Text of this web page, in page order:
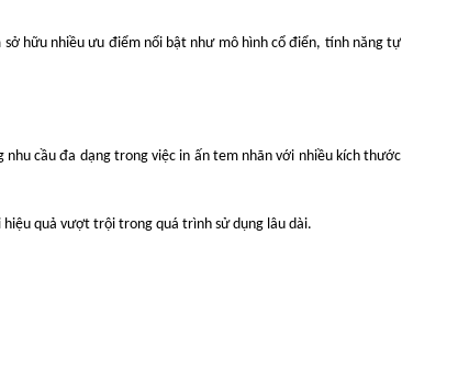
hữu nhiều ưu điểm nổi bật như mô hình cổ điển, tính năng tự
cầu đa dạng trong việc in ấn tem nhãn với nhiều kích thước
quả vượt trội trong quá trình sử dụng lâu dài.